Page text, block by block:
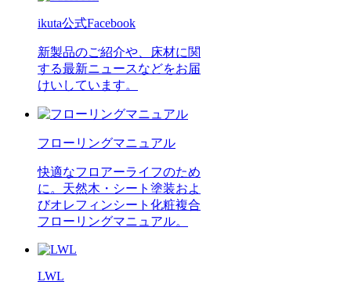
ikuta公式Facebook
新製品のご紹介や、床材に関
する最新ニュースなどをお届
けいしています。
フローリングマニュアル
快適なフロアーライフのため
に。天然木・シート塗装およ
びオレフィンシート化粧複合
フローリングマニュアル。
LWL